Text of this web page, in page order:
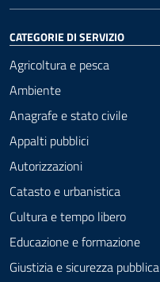
CATEGORIE DI SERVIZIO
Agricoltura e pesca
Ambiente
Anagrafe e stato civile
Appalti pubblici
Autorizzazioni
Catasto e urbanistica
Cultura e tempo libero
Educazione e formazione
Giustizia e sicurezza pubblica